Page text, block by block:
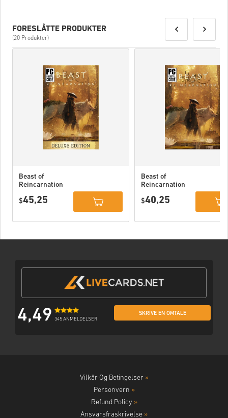
FORESLÅTTE PRODUKTER
(20 Produkter)
Beast of
Reincarnation
PC (STEAM)
$45,25
Beast of
Reincarnation
$40,25
4,49 345 ANMELDELSER
SKRIVE EN OMTALE
Vilkår Og Betingelser »
Personvern »
Refund Policy »
Ansvarsfraskrivelse »